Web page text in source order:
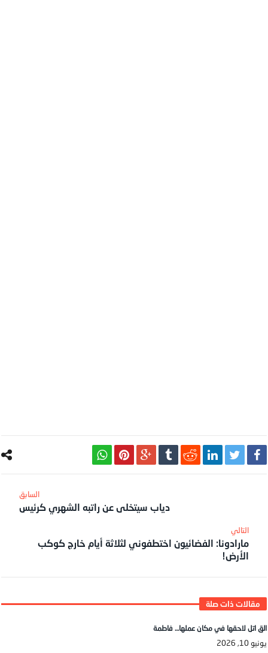
دياب سيتخلى عن راتبه الشهري كرئيس
‎التالي
مارادونا: الفضائيون اختطفوني لثلاثة أيام خارج كوكب
الأرض!
الق اتل لاحقها في مكان عملها… فاطمة
يونيو 10, 2026